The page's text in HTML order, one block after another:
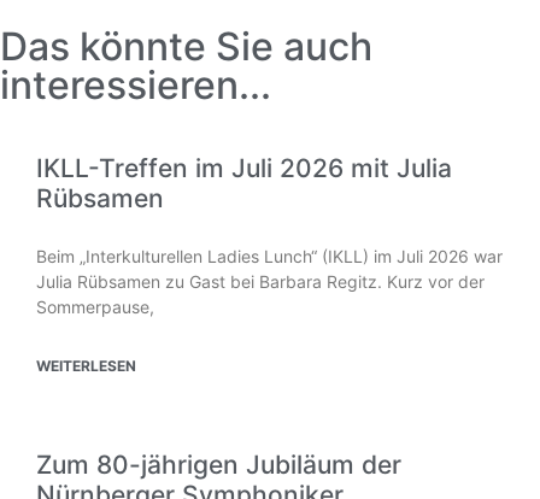
Das könnte Sie auch
interessieren...
IKLL-Treffen im Juli 2026 mit Julia
Rübsamen
Beim „Interkulturellen Ladies Lunch“ (IKLL) im Juli 2026 war
Julia Rübsamen zu Gast bei Barbara Regitz. Kurz vor der
Sommerpause,
WEITERLESEN
Zum 80-jährigen Jubiläum der